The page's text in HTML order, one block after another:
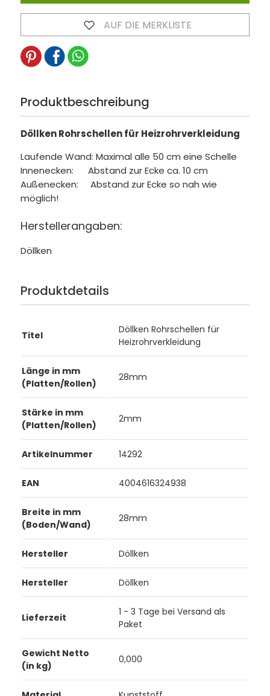
AUF DIE MERKLISTE
Produktbeschreibung
Döllken Rohrschellen für Heizrohrverkleidung
Laufende Wand: Maximal alle 50 cm eine Schelle
Innenecken: Abstand zur Ecke ca. 10 cm
Außenecken: Abstand zur Ecke so nah wie
möglich!
Herstellerangaben:
Döllken
Produktdetails
Titel
Döllken Rohrschellen für
Heizrohrverkleidung
Länge in mm
(Platten/Rollen)
28mm
Stärke in mm
(Platten/Rollen)
2mm
Artikelnummer 14292
EAN 4004616324938
Breite in mm
(Boden/Wand)
28mm
Hersteller Döllken
Hersteller Döllken
Lieferzeit
1 - 3 Tage bei Versand als
Paket
Gewicht Netto
(in kg)
0,000